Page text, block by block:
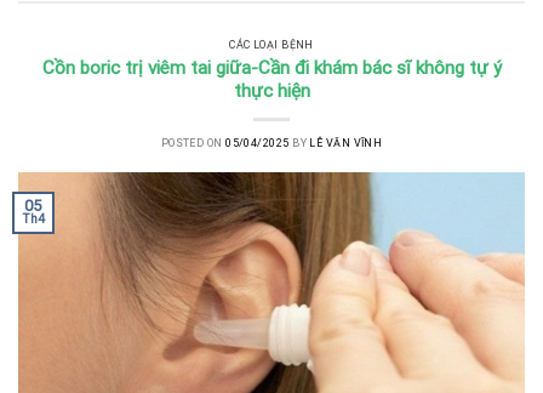
CÁC LOẠI BỆNH
Cồn boric trị viêm tai giữa-Cần đi khám bác sĩ không tự ý
thực hiện
POSTED ON05/04/2025 BY LÊ VĂN VĨNH
05
Th4